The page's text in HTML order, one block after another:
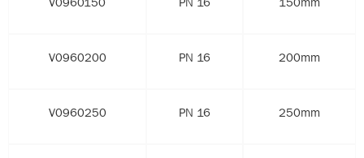
V0960200 PN 16 200mm
V0960250 PN 16 250mm